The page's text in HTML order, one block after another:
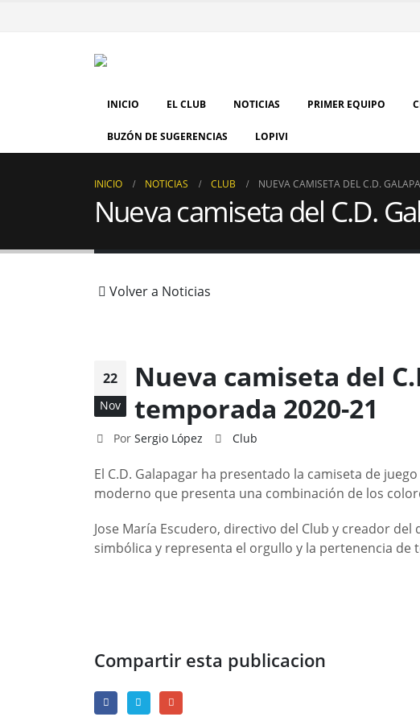
INICIO EL CLUB NOTICIAS PRIMER EQUIPO
BUZÓN DE SUGERENCIAS LOPIVI
INICIO NOTICIAS CLUB NUEVA CAMISETA DEL C.D.
Nueva camiseta del C.D.
Volver a Noticias
22
Nov
Nueva camiseta del
temporada 2020-21
Por Sergio López Club
El C.D. Galapagar ha presentado la camiseta de
moderno que presenta una combinación de los
Jose María Escudero, directivo del Club y creador
simbólica y representa el orgullo y la pertenencia de
Compartir esta publicacion